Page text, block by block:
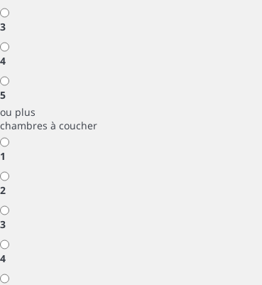
3
4
5
ou plus
chambres à coucher
1
2
3
4